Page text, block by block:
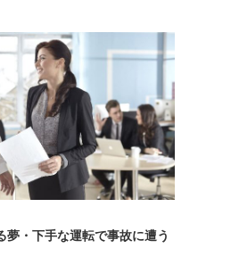
・下手な運転で事故に遭う